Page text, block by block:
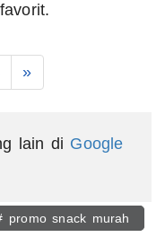
»
lain di Google
promo snack murah